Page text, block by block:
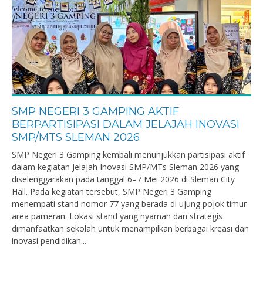
SMP NEGERI 3 GAMPING AKTIF
BERPARTISIPASI DALAM JELAJAH INOVASI
SMP/MTS SLEMAN 2026
SMP Negeri 3 Gamping kembali menunjukkan partisipasi aktif
dalam kegiatan Jelajah Inovasi SMP/MTs Sleman 2026 yang
diselenggarakan pada tanggal 6–7 Mei 2026 di Sleman City
Hall. Pada kegiatan tersebut, SMP Negeri 3 Gamping
menempati stand nomor 77 yang berada di ujung pojok timur
area pameran. Lokasi stand yang nyaman dan strategis
dimanfaatkan sekolah untuk menampilkan berbagai kreasi dan
inovasi pendidikan...